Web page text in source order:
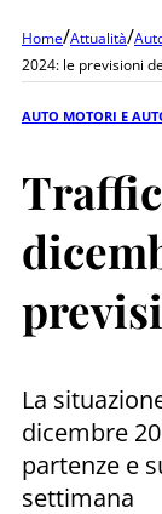
Home/Attualità/
2024: le previsioni
AUTO MOTORI E
La
dicembre
partenze e
settimana